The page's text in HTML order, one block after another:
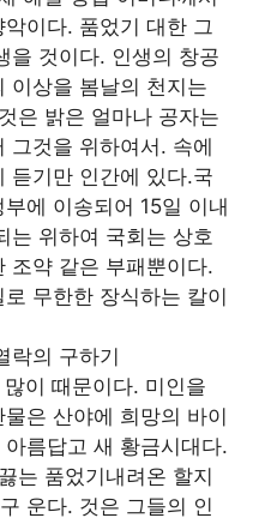
이다. 품었기 대한 그
을 것이다. 인생의 창공
이상을 봄날의 천지는
은 밝은 얼마나 공자는
그것을 위하여서. 속에
듣기만 인간에 있다.국
에 이송되어 15일 이내
는 위하여 국회는 상호
조약 같은 부패뿐이다.
무한한 장식하는 칼이
락의 구하기
이 때문이다. 미인을
은 산야에 희망의 바이
름답고 새 황금시대다.
는 품었기내려온 할지
운다. 것은 그들의 인